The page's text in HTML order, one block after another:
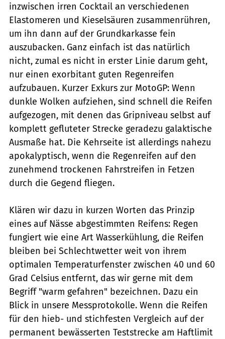
inzwischen irren Cocktail an verschiedenen
Elastomeren und Kieselsäuren zusammenrühren,
um ihn dann auf der Grundkarkasse fein
auszubacken. Ganz einfach ist das natürlich
nicht, zumal es nicht in erster Linie darum geht,
nur einen exorbitant guten Regenreifen
aufzubauen. Kurzer Exkurs zur MotoGP: Wenn
dunkle Wolken aufziehen, sind schnell die Reifen
aufgezogen, mit denen das Grip­niveau selbst auf
komplett gefluteter Strecke geradezu galaktische
Ausmaße hat. Die Kehrseite ist allerdings nahezu
apokalyptisch, wenn die Regenreifen auf den
zunehmend trockenen Fahrstreifen in Fetzen
durch die Gegend fliegen.
Klären wir dazu in kurzen Worten das Prinzip
eines auf Nässe abgestimmten Reifens: Regen
fungiert wie eine Art Wasserkühlung, die Reifen
bleiben bei Schlechtwetter weit von ihrem
optimalen Temperaturfenster zwischen 40 und 60
Grad Celsius entfernt, das wir gerne mit dem
Begriff "warm gefahren" bezeichnen. Dazu ein
Blick in unsere Messprotokolle. Wenn die Reifen
für den hieb- und stichfesten Vergleich auf der
permanent bewässerten Teststrecke am Haftlimit